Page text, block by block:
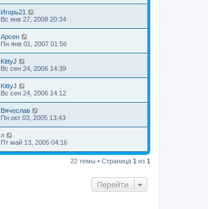
Игорь21
Вс янв 27, 2008 20:34
Арсен
Пн янв 01, 2007 01:56
KittyJ
Вс сен 24, 2006 14:39
KittyJ
Вс сен 24, 2006 14:12
Вячеслав
Пн окт 03, 2005 13:43
л
Пт май 13, 2005 04:16
22 темы • Страница 1 из 1
Перейти